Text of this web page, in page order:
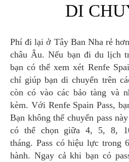
DI
Phí đi lại ở Tây Ban Nha rẻ hơn so với mặt bằng chung
châu Âu. Nếu bạn đi du lịch
bạn có thể xem xét Renfe
chỉ giúp bạn di chuyển trên
còn có vào các bảo tàng và
kèm. Với Renfe Spain Pass,
Bạn không thể chuyển pass
có thể chọn giữa 4, 5, 8,
tháng. Pass có hiệu lực trong
hành. Ngay cả khi bạn có